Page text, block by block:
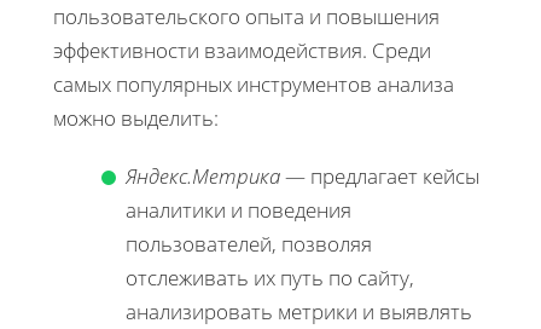
пользовательского опыта и повышения
эффективности взаимодействия. Среди
самых популярных инструментов анализа
можно выделить:
Яндекс.Метрика— предлагает кейсы
аналитики и поведения
пользователей, позволяя
отслеживать их путь по сайту,
анализировать метрики и выявлять